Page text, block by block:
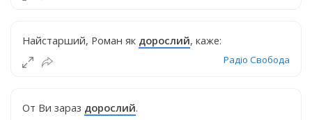
Найстарший, Роман як дорослий, каже:
Радіо Свобода
От Ви зараз дорослий.